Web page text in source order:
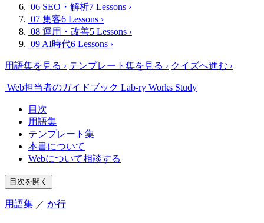
06 SEO・解析7 Lessons ›
07 集客6 Lessons ›
08 運用・改善5 Lessons ›
09 AI時代6 Lessons ›
用語集を見る › テンプレート集を見る › クイズへ進む ›
Web担当者のガイドブック Lab-ry Works Study
目次
用語集
テンプレート集
本書について
Webについて相談する
目次を開く
用語集 ／ か行